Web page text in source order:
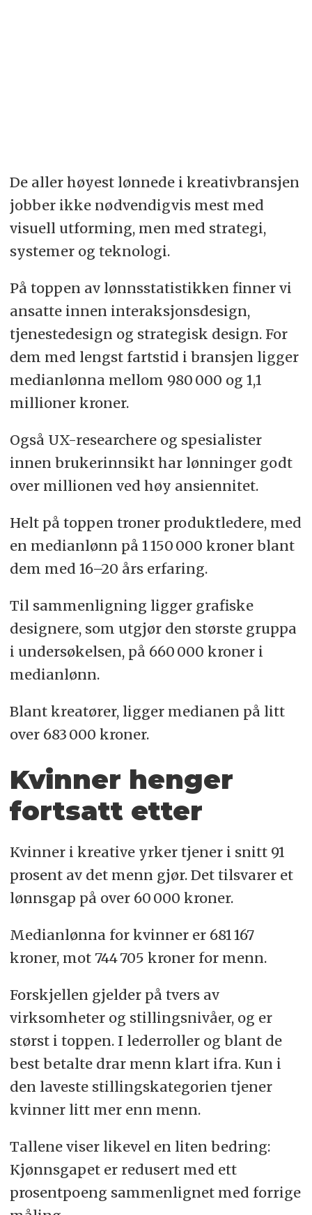
De aller høyest lønnede i kreativbransjen
jobber ikke nødvendigvis mest med
visuell utforming, men med strategi,
systemer og teknologi.
På toppen av lønnsstatistikken finner vi
ansatte innen interaksjonsdesign,
tjenestedesign og strategisk design. For
dem med lengst fartstid i bransjen ligger
medianlønna mellom 980 000 og 1,1
millioner kroner.
Også UX-researchere og spesialister
innen brukerinnsikt har lønninger godt
over millionen ved høy ansiennitet.
Helt på toppen troner produktledere, med
en medianlønn på 1 150 000 kroner blant
dem med 16–20 års erfaring.
Til sammenligning ligger grafiske
designere, som utgjør den største gruppa
i undersøkelsen, på 660 000 kroner i
medianlønn.
Blant kreatører, ligger medianen på litt
over 683 000 kroner.
Kvinner henger
fortsatt etter
Kvinner i kreative yrker tjener i snitt 91
prosent av det menn gjør. Det tilsvarer et
lønnsgap på over 60 000 kroner.
Medianlønna for kvinner er 681 167
kroner, mot 744 705 kroner for menn.
Forskjellen gjelder på tvers av
virksomheter og stillingsnivåer, og er
størst i toppen. I lederroller og blant de
best betalte drar menn klart ifra. Kun i
den laveste stillingskategorien tjener
kvinner litt mer enn menn.
Tallene viser likevel en liten bedring:
Kjønnsgapet er redusert med ett
prosentpoeng sammenlignet med forrige